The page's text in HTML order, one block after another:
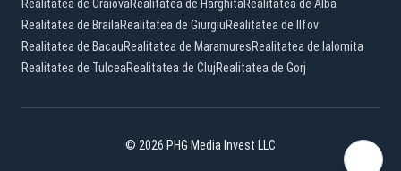
Realitatea de CraiovaRealitatea de HarghitaRealitatea de Alba
Realitatea de BrailaRealitatea de GiurgiuRealitatea de Ilfov
Realitatea de BacauRealitatea de MaramuresRealitatea de Ialomita
Realitatea de TulceaRealitatea de ClujRealitatea de Gorj
© 2026 PHG Media Invest LLC